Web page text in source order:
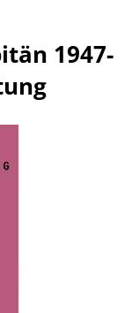
1947-